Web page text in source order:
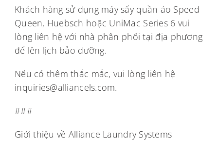
Khách hàng sử dụng máy sấy quần áo Speed
Queen, Huebsch hoặc UniMac Series 6 vui
lòng liên hệ với nhà phân phối tại địa phương
để lên lịch bảo dưỡng.
Nếu có thêm thắc mắc, vui lòng liên hệ
inquiries@alliancels.com.
###
Giới thiệu về Alliance Laundry Systems